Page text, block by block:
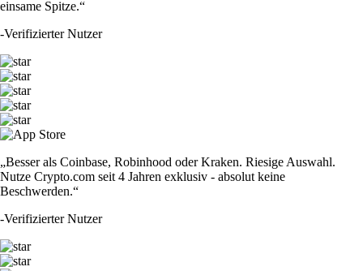
einsame Spitze.“
-Verifizierter Nutzer
„Besser als Coinbase, Robinhood oder Kraken. Riesige Auswahl.
Nutze Crypto.com seit 4 Jahren exklusiv - absolut keine
Beschwerden.“
-Verifizierter Nutzer